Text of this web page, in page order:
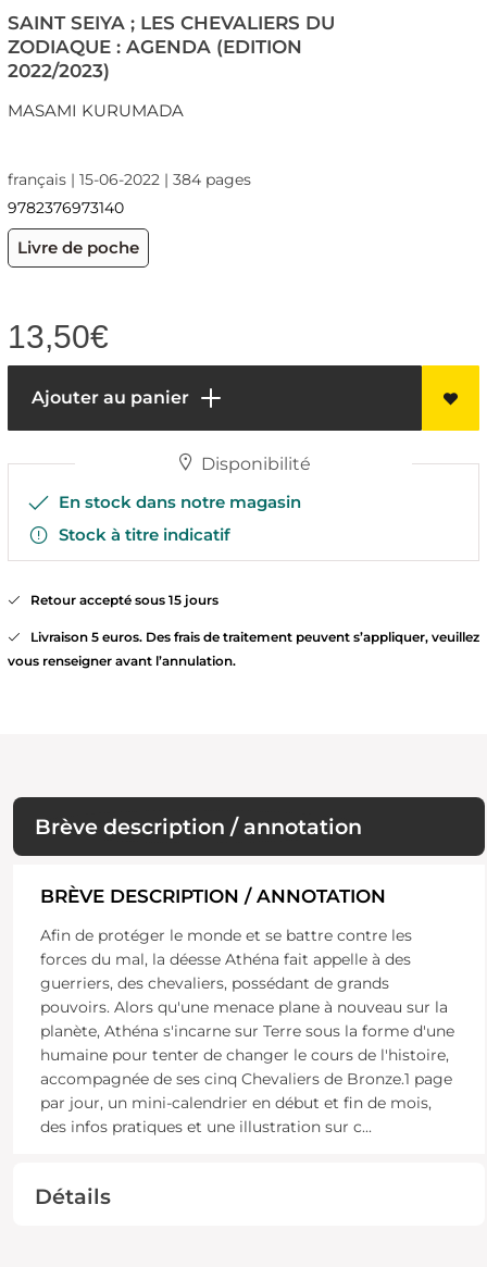
SAINT SEIYA ; LES CHEVALIERS DU
ZODIAQUE : AGENDA (EDITION
2022/2023)
MASAMI KURUMADA
français | 15-06-2022 | 384 pages
9782376973140
Livre de poche
13,50€
Ajouter au panier
Disponibilité
En stock dans notre magasin
Stock à titre indicatif
Retour accepté sous 15 jours
Livraison 5 euros. Des frais de traitement peuvent s’appliquer, veuillez
vous renseigner avant l’annulation.
Brève description / annotation
BRÈVE DESCRIPTION / ANNOTATION
Afin de protéger le monde et se battre contre les
forces du mal, la déesse Athéna fait appelle à des
guerriers, des chevaliers, possédant de grands
pouvoirs. Alors qu'une menace plane à nouveau sur la
planète, Athéna s'incarne sur Terre sous la forme d'une
humaine pour tenter de changer le cours de l'histoire,
accompagnée de ses cinq Chevaliers de Bronze.1 page
par jour, un mini-calendrier en début et fin de mois,
des infos pratiques et une illustration sur c...
Détails